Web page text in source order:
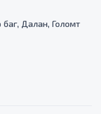
баг, Далан, Голомт